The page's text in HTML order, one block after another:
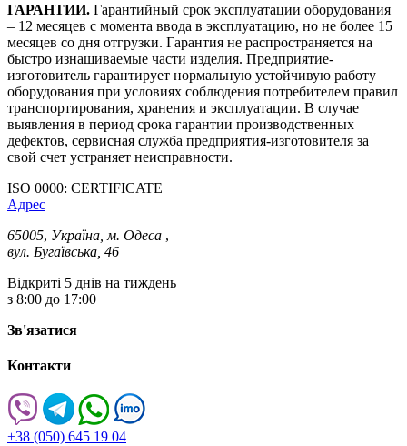
ГАРАНТИИ. Гарантийный срок эксплуатации оборудования
– 12 месяцев с момента ввода в эксплуатацию, но не более 15
месяцев со дня отгрузки. Гарантия не распространяется на
быстро изнашиваемые части изделия. Предприятие-
изготовитель гарантирует нормальную устойчивую работу
оборудования при условиях соблюдения потребителем правил
транспортирования, хранения и эксплуатации. В случае
выявления в период срока гарантии производственных
дефектов, сервисная служба предприятия-изготовителя за
свой счет устраняет неисправности.
ISO 0000: CERTIFICATE
Адрес
65005, Україна, м. Одеса ,
вул. Бугаївська, 46
Відкриті 5 днів на тиждень
з 8:00 до 17:00
Зв'язатися
Контакти
+38 (050) 645 19 04